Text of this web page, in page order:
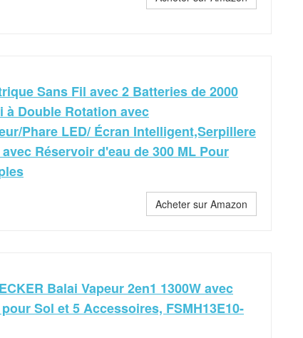
Sans Fil avec 2 Batteries de 2000
à Double Rotation avec
Phare LED/ Écran Intelligent,Serpillere
Réservoir d'eau de 300 ML Pour
Acheter sur Amazon
Balai Vapeur 2en1 1300W avec
Sol et 5 Accessoires, FSMH13E10-